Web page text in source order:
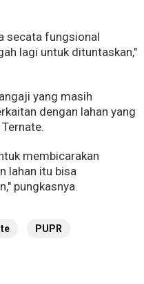
secata fungsional
lagi untuk dituntaskan,"
yang masih
dengan lahan yang
membicarakan
lahan itu bisa
pungkasnya.
PUPR